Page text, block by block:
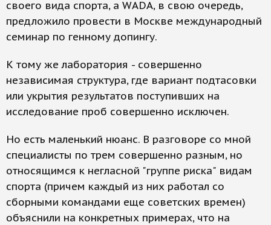
своего вида спорта, a WADA, в свою очередь,
предложило провести в Москве международный
семинар по генному допингу.
К тому же лаборатория - совершенно
независимая структура, где вариант подтасовки
или укрытия результатов поступивших на
исследование проб совершенно исключен.
Но есть маленький нюанс. В разговоре со мной
специалисты по трем совершенно разным, но
относящимся к негласной "группе риска" видам
спорта (причем каждый из них работал со
сборными командами еще советских времен)
объяснили на конкретных примерах, что на